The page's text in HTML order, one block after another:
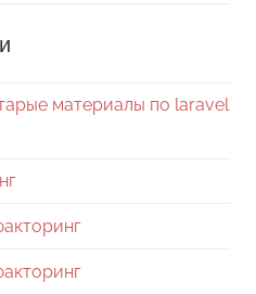
материалы по laravel